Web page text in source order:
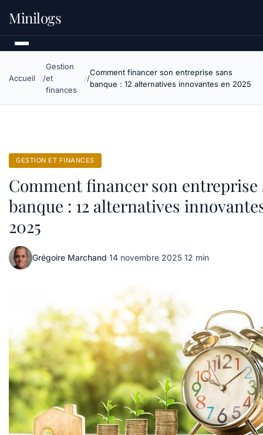
Minilogs
Accueil
Gestion
et
finances
Comment financer son entreprise sans
banque : 12 alternatives innovantes en 2025
GESTION ET FINANCES
Comment financer son entreprise
banque : 12 alternatives
2025
Grégoire Marchand·14 novembre 2025·12 min